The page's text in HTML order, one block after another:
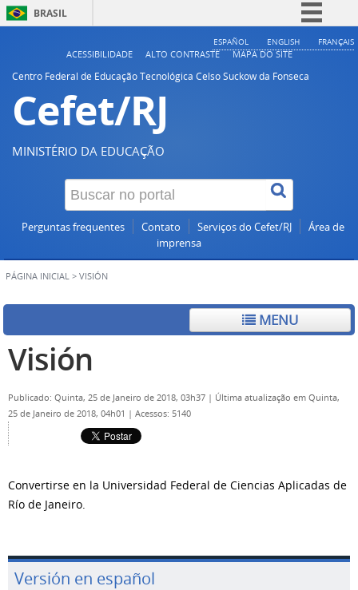
BRASIL
Simplifique!
ESPAÑOL ENGLISH FRANÇAIS
ACESSIBILIDADE ALTO CONTRASTE
MAPA DO SITE
Centro Federal de Educação Tecnológica Celso Suckow da Fonseca
Cefet/RJ
MINISTÉRIO DA EDUCAÇÃO
Perguntas frequentes Contato Serviços do Cefet/RJ
Área de
imprensa
PÁGINA INICIAL > VISIÓN
MENU
Visión
Publicado: Quinta, 25 de Janeiro de 2018, 03h37 | Última atualização em Quinta,
25 de Janeiro de 2018, 04h01 | Acessos: 5140
Convertirse en la Universidad Federal de Ciencias Aplicadas de
Río de Janeiro.
Versión en español